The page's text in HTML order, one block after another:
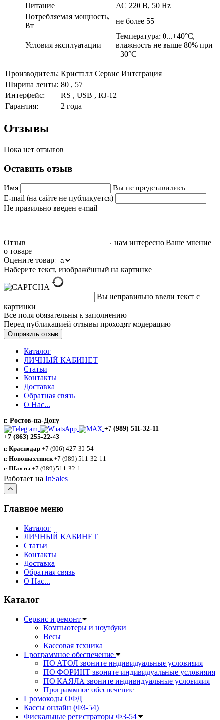
Питание
АС 220 В, 50 Hz
Потребляемая мощность,
Вт
не более 55
Условия эксплуатации
Температура: 0...+40°С,
влажность не выше 80% при
+30°С
Производитель: Кристалл Сервис Интеграция
Ширина ленты: 80 , 57
Интерфейс:
RS , USB , RJ-12
Гарантия:
2 года
Отзывы
Пока нет отзывов
Оставить отзыв
Имя
Вы не представились
E-mail (на сайте не публикуется)
Не правильно введен e-mail
Отзыв
нам интересно Ваше мнение
о товаре
Оцените товар:
Наберите текст, изображённый на картинке
Вы неправильно ввели текст с
картинки
Все поля обязательны к заполнению
Перед публикацией отзывы проходят модерацию
Каталог
ЛИЧНЫЙ КАБИНЕТ
Статьи
Контакты
Доставка
Обратная связь
О Нас...
г. Ростов-на-Дону
+7 (989) 511-32-11
+7 (863) 255-22-43
г. Краснодар +7 (906) 427-30-54
г. Новошахтинск +7 (989) 511-32-11
г. Шахты +7 (989) 511-32-11
Работает на InSales
Главное меню
Каталог
ЛИЧНЫЙ КАБИНЕТ
Статьи
Контакты
Доставка
Обратная связь
О Нас...
Каталог
Сервис и ремонт
Компьютеры и ноутбуки
Весы
Кассовая техника
Программное обеспечение
ПО АТОЛ звоните индивидуальные условияия
ПО ФОРИНТ звоните индивидуальные условияия
ПО КАЯЛА звоните индивидуальные условияия
Программное обеспечение
Промокоды ОФД
Кассы онлайн (ФЗ-54)
Фискальные регистраторы ФЗ-54